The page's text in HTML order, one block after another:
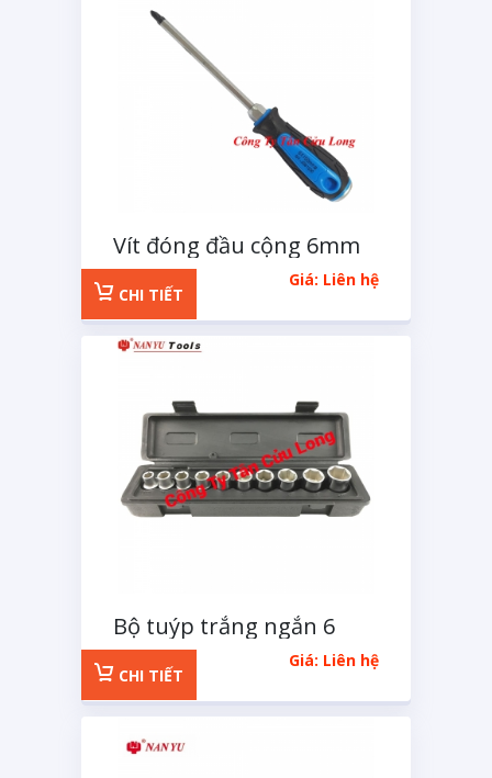
Vít đóng đầu cộng 6mm
dài 100mm
Giá: Liên hệ
CHI TIẾT
Bộ tuýp trắng ngắn 6
cạnh 1/2 inchs 11 chi tiết
Giá: Liên hệ
CHI TIẾT